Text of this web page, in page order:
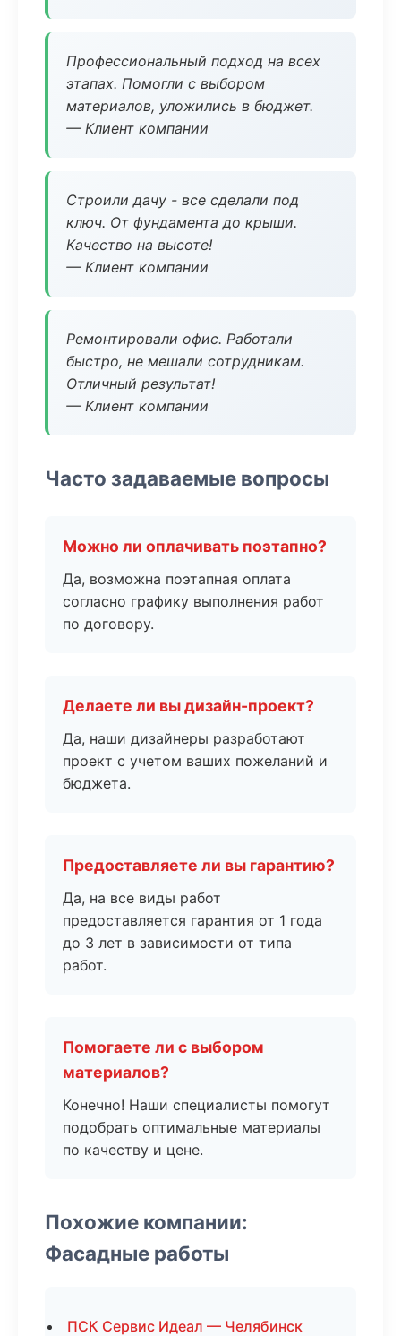
Профессиональный подход на всех
этапах. Помогли с выбором
материалов, уложились в бюджет.
— Клиент компании
Строили дачу - все сделали под
ключ. От фундамента до крыши.
Качество на высоте!
— Клиент компании
Ремонтировали офис. Работали
быстро, не мешали сотрудникам.
Отличный результат!
— Клиент компании
Часто задаваемые вопросы
Можно ли оплачивать поэтапно?
Да, возможна поэтапная оплата
согласно графику выполнения работ
по договору.
Делаете ли вы дизайн-проект?
Да, наши дизайнеры разработают
проект с учетом ваших пожеланий и
бюджета.
Предоставляете ли вы гарантию?
Да, на все виды работ
предоставляется гарантия от 1 года
до 3 лет в зависимости от типа
работ.
Помогаете ли с выбором
материалов?
Конечно! Наши специалисты помогут
подобрать оптимальные материалы
по качеству и цене.
Похожие компании:
Фасадные работы
ПСК Сервис Идеал — Челябинск